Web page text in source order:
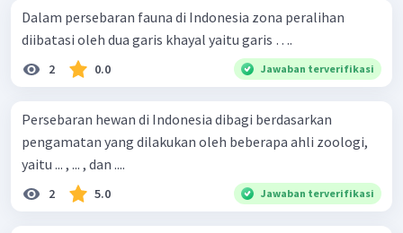
Dalam persebaran fauna di Indonesia zona peralihan
diibatasi oleh dua garis khayal yaitu garis ….
2 0.0 Jawaban terverifikasi
Persebaran hewan di Indonesia dibagi berdasarkan
pengamatan yang dilakukan oleh beberapa ahli zoologi,
yaitu ... , ... , dan ....
2 5.0 Jawaban terverifikasi